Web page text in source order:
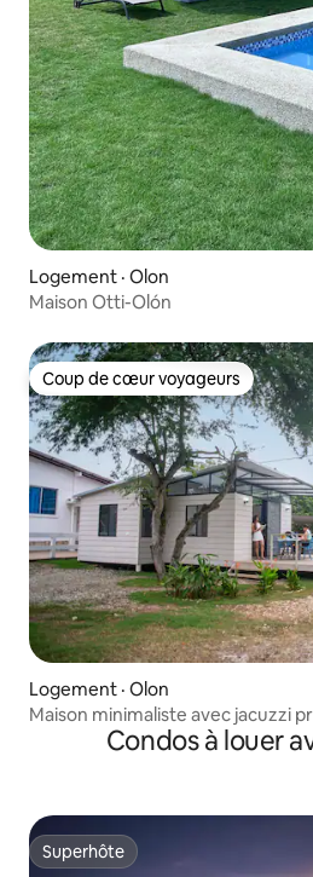
Logement · Olon
Maison Otti-Olón
Coup de cœur voyageurs
Coup de cœur voyageurs
Logement · Olon
Maison minimaliste avec jacuzzi
Condos à louer
Superhôte
Superhôte